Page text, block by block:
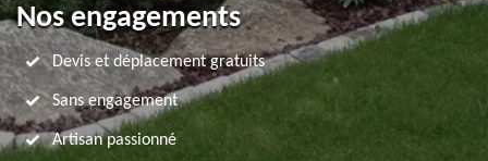
Nos engagements
Devis et déplacement gratuits
Sans engagement
Artisan passionné